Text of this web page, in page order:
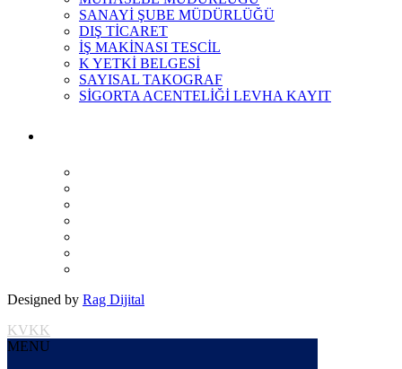
SANAYİ ŞUBE MÜDÜRLÜĞÜ
DIŞ TİCARET
İŞ MAKİNASI TESCİL
K YETKİ BELGESİ
SAYISAL TAKOGRAF
SİGORTA ACENTELİĞİ LEVHA KAYIT
Designed by Rag Dijital
KVKK
MENU